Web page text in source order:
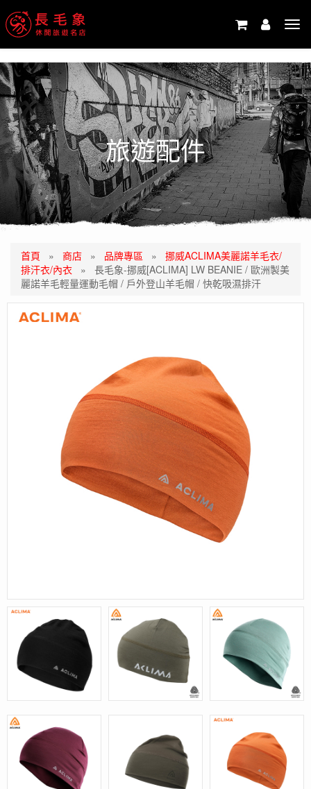
旅遊配件
首頁 » 商店 » 品牌專區 » 挪威ACLIMA美麗諾羊毛衣/
排汗衣/內衣 » 長毛象-挪威[ACLIMA] LW BEANIE / 歐洲製美
麗諾羊毛輕量運動毛帽 / 戶外登山羊毛帽 / 快乾吸濕排汗